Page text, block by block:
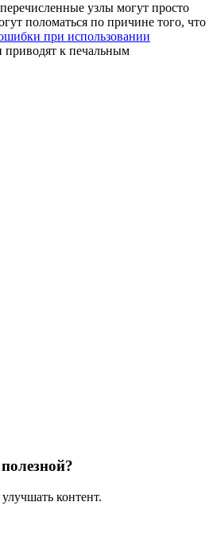
узлы могут просто
поломаться по причине того, что
при использовании
приводят к печальным
контент.